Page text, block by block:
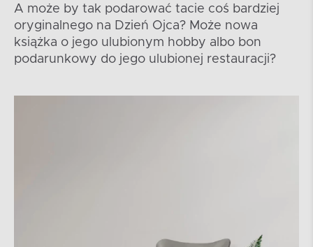
A może by tak podarować tacie coś bardziej
oryginalnego na Dzień Ojca? Może nowa
książka o jego ulubionym hobby albo bon
podarunkowy do jego ulubionej restauracji?